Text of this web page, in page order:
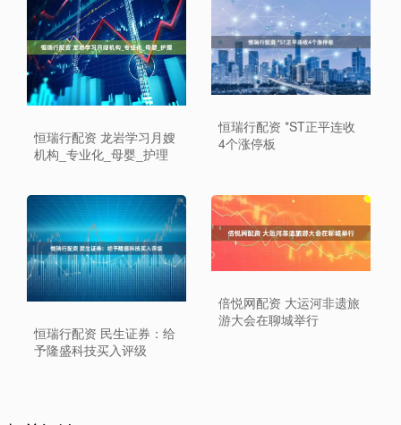
恒瑞行配资 龙岩学习月嫂
机构_专业化_母婴_护理
恒瑞行配资 *ST正平连收
4个涨停板
恒瑞行配资 民生证券：给
予隆盛科技买入评级
倍悦网配资 大运河非遗旅
游大会在聊城举行